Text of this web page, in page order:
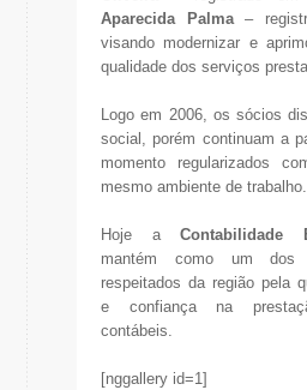
Aparecida Palma–
visando modernizar e
qualidade dos serviços
Logo em 2006, os sócios
social, porém continuam a
momento regularizados
mesmo ambiente de trabalho.
Hoje a Contabilidade
mantém como um dos
respeitados da região pela
e confiança na
contábeis.
[nggallery id=1]